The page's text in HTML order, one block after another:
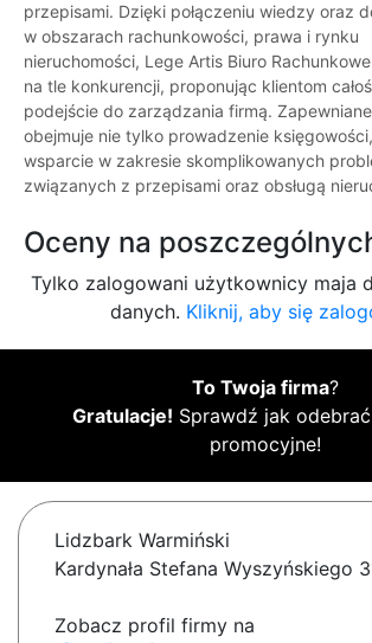
przepisami. Dzięki połączeniu wiedzy oraz
w obszarach rachunkowości, prawa i rynku
nieruchomości, Lege Artis Biuro
na tle konkurencji, proponując klientom
podejście do zarządzania firmą.
obejmuje nie tylko prowadzenie
wsparcie w zakresie skomplikowanych
związanych z przepisami oraz obsługą
Oceny na
Tylko zalogowani użytkownicy maja
danych. Kliknij, aby się
To Twoja firma?
Gratulacje! Sprawdź jak odebrać
promocyjne!
Lidzbark Warmiński
Kardynała Stefana Wyszyńskiego
Zobacz profil firmy na